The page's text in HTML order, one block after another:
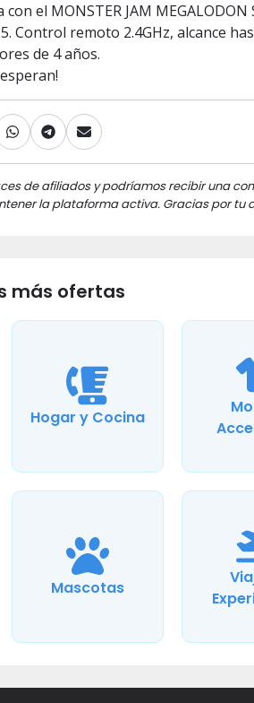
el MONSTER JAM MEGALODON
Control remoto 2.4GHz, alcance
de 4 años.
de afiliados y podríamos recibir una
la plataforma activa. Gracias por tu
más ofertas
Hogar y Cocina
Mascotas